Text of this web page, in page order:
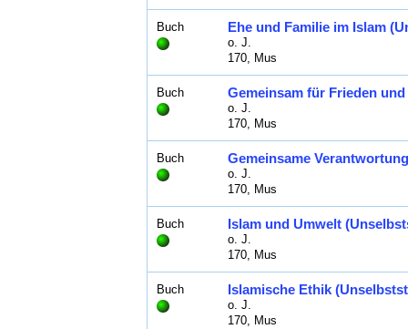
Buch Ehe und Familie im Islam
o. J.
170, Mus
Buch Gemeinsam für Frieden
o. J.
170, Mus
Buch Gemeinsame
o. J.
170, Mus
Buch Islam und Umwelt
o. J.
170, Mus
Buch Islamische Ethik
o. J.
170, Mus